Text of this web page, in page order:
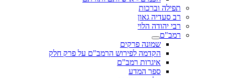
תפילה וברכות
רב סעדיה גאון
רבי יהודה הלוי
רמב"ם
שמונה פרקים
הקדמה לפירוש הרמב"ם על פרק חלק
איגרות רמב"ם
ספר המדע